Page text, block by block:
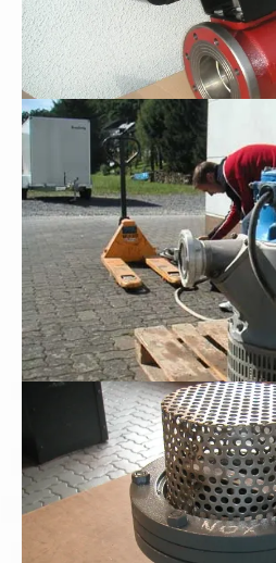
Schmutzwasser-Tauchpumpe
Schwerer Industriesaugkorb